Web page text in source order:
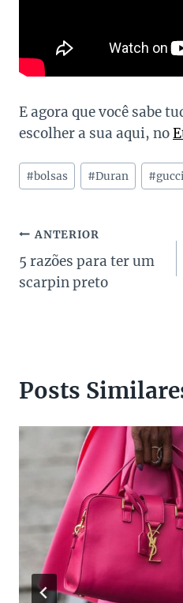
E agora que você sabe
escolher a sua aqui, no
Tags
do
#bolsas #Duran #gucci
Navegação
de
ANTERIOR
5 razões para ter um
scarpin preto
Posts